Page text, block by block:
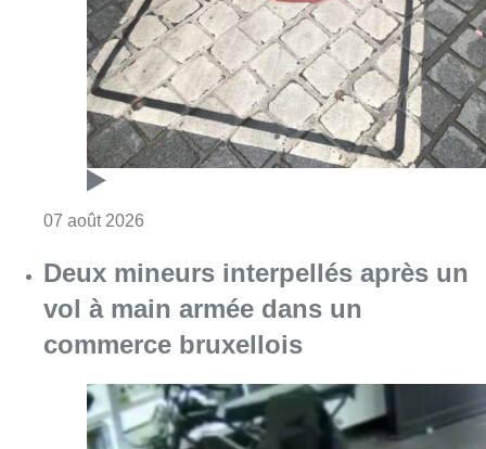
07 août 2026
Deux mineurs interpellés après un
vol à main armée dans un
commerce bruxellois